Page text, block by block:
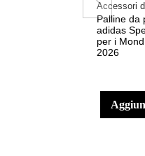
Accessori
Palline da
adidas
per i
2026